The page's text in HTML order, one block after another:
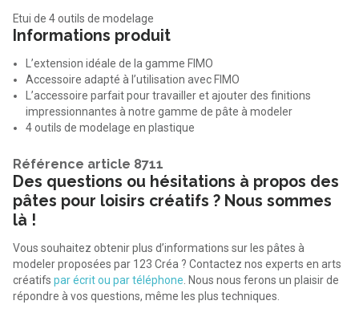
Etui de 4 outils de modelage
Informations produit
L’extension idéale de la gamme FIMO
Accessoire adapté à l’utilisation avec FIMO
L’accessoire parfait pour travailler et ajouter des finitions
impressionnantes à notre gamme de pâte à modeler
4 outils de modelage en plastique
Référence article 8711
Des questions ou hésitations à propos des
pâtes pour loisirs créatifs ? Nous sommes
là !
Vous souhaitez obtenir plus d’informations sur les pâtes à
modeler proposées par 123 Créa ? Contactez nos experts en arts
créatifs par écrit ou par téléphone. Nous nous ferons un plaisir de
répondre à vos questions, même les plus techniques.